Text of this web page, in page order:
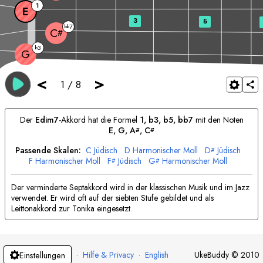
< 1 / 8 >
G b3
C#
bb7
E 1
3 5
Der Edim7-Akkord hat die Formel 1, b3, b5, bb7mit den Noten
E, G, A#, C#
Passende Skalen: C Jüdisch D Harmonischer Moll D# Jüdisch
F Harmonischer Moll F# Jüdisch G# Harmonischer Moll
A Jüdisch B Harmonischer Moll
Der verminderte Septakkord wird in der klassischen Musik und im Jazz
verwendet. Er wird oft auf der siebten Stufe gebildet und als
Leittonakkord zur Tonika eingesetzt.
Einstellungen · Hilfe & Privacy · English UkeBuddy © 2010